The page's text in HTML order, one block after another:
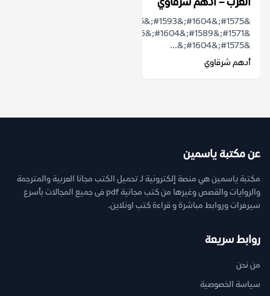
العرب – أدهم شرقاوي
&#1575;&#1604;&...
أدهم شرقاوي
عن مكتبة ياسمين
مكتبة ياسمين هي منصة إلكترونية لـ تحميل الكتب مجانا العربية والمترجمة
والروايات والقصص وغيرها من كتب مجانية pdf فى جميع المجالات بأسرع
سيرفرات وروابط مباشرة و قراءة كتب اونلاين.
روابط سريعة
من نحن
سياسة الخصوصية